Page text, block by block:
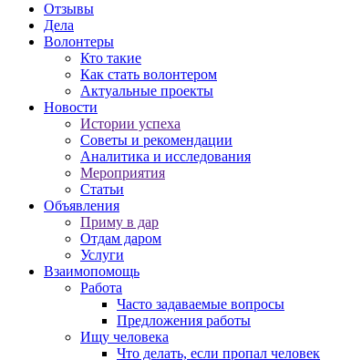
Отзывы
Дела
Волонтеры
Кто такие
Как стать волонтером
Актуальные проекты
Новости
Истории успеха
Советы и рекомендации
Аналитика и исследования
Мероприятия
Статьи
Объявления
Приму в дар
Отдам даром
Услуги
Взаимопомощь
Работа
Часто задаваемые вопросы
Предложения работы
Ищу человека
Что делать, если пропал человек